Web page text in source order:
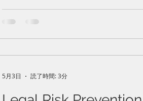
法》嚴格禁止外國人從事土地交易，
5月3日 読了時間: 3分